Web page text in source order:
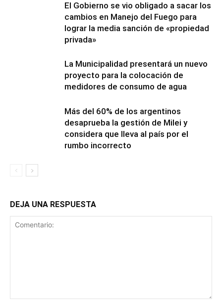
El Gobierno se vio obligado a sacar los
cambios en Manejo del Fuego para
lograr la media sanción de «propiedad
privada»
La Municipalidad presentará un nuevo
proyecto para la colocación de
medidores de consumo de agua
Más del 60% de los argentinos
desaprueba la gestión de Milei y
considera que lleva al país por el
rumbo incorrecto
DEJA UNA RESPUESTA